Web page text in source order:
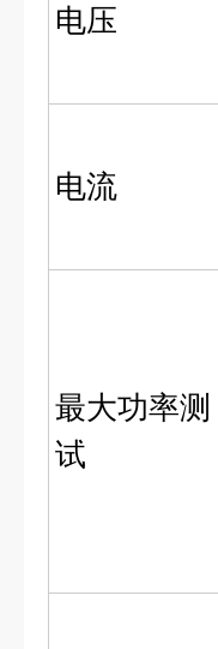
电压
电流
最大功率测
试